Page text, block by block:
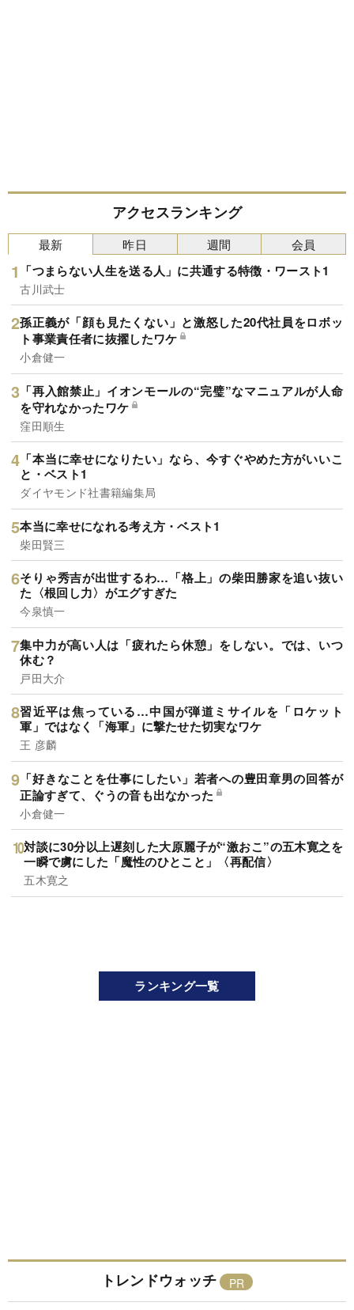
アクセスランキング
最新
「つまらない人生を送る人」に共通する特徴・ワースト1
古川武士
孫正義が「顔も見たくない」と激怒した20代社員をロボッ
ト事業責任者に抜擢したワケ
小倉健一
「再入館禁止」イオンモールの“完璧”なマニュアルが人命
を守れなかったワケ
窪田順生
「本当に幸せになりたい」なら、今すぐやめた方がいいこ
と・ベスト1
ダイヤモンド社書籍編集局
本当に幸せになれる考え方・ベスト1
柴田賢三
そりゃ秀吉が出世するわ…「格上」の柴田勝家を追い抜い
た〈根回し力〉がエグすぎた
今泉慎一
集中力が高い人は「疲れたら休憩」をしない。では、いつ
休む？
戸田大介
習近平は焦っている…中国が弾道ミサイルを「ロケット
軍」ではなく「海軍」に撃たせた切実なワケ
王 彦麟
「好きなことを仕事にしたい」若者への豊田章男の回答が
正論すぎて、ぐうの音も出なかった
小倉健一
対談に30分以上遅刻した大原麗子が“激おこ”の五木寛之を
一瞬で虜にした「魔性のひとこと」〈再配信〉
五木寛之
昨日 週間 会員
ランキング一覧
トレンドウォッチ